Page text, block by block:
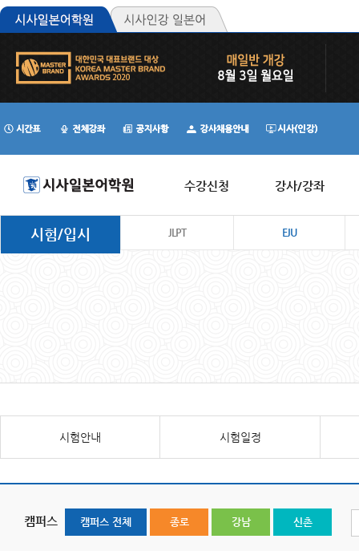
수강신청 강사/강좌
시험/입시 JLPT EJU
시험안내 시험일정
캠퍼스 캠퍼스 전체 종로 강남 신촌